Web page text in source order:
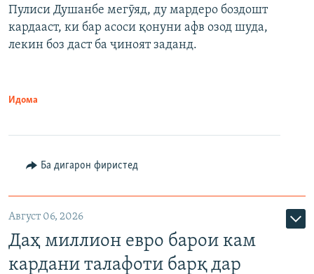
Пулиси Душанбе мегӯяд, ду мардеро боздошт
кардааст, ки бар асоси қонуни афв озод шуда,
лекин боз даст ба ҷиноят заданд.
Идома
Ба дигарон фиристед
Август 06, 2026
Даҳ миллион евро барои кам
кардани талафоти барқ дар